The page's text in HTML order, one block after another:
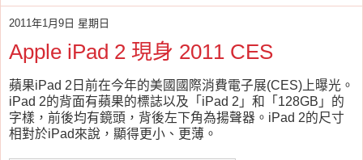
2011年1月9日 星期日
Apple iPad 2 現身 2011 CES
蘋果iPad 2日前在今年的美國國際消費電子展(CES)上曝光。
iPad 2的背面有蘋果的標誌以及「iPad 2」和「128GB」的
字樣，前後均有鏡頭，背後左下角為揚聲器。iPad 2的尺寸
相對於iPad來說，顯得更小、更薄。